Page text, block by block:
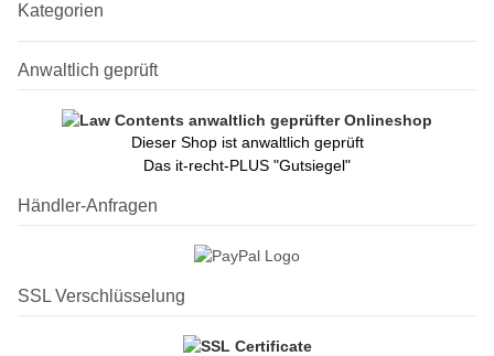
Kategorien
Anwaltlich geprüft
Dieser Shop ist anwaltlich geprüft
Das it-recht-PLUS "Gutsiegel"
Händler-Anfragen
SSL Verschlüsselung